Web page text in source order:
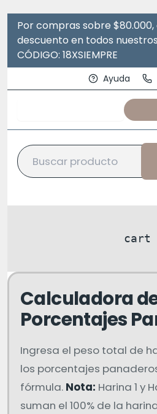
Por compras sobre $80.000,
descuento en todos
CÓDIGO: 18XSIEMPRE
Ayuda
Abrir menu de
cart
Calculadora
Porcentajes
Ingresa el peso total de
los porcentajes
fórmula. Nota: Harina 1 y
suman el 100% de la